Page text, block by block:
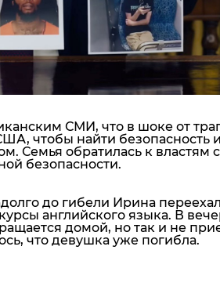
СМИ, что в шоке от
чтобы найти безопасность
Семья обратилась к властям
безопасности.
до гибели Ирина
английского языка. В
домой, но так и не
что девушка уже погибла.